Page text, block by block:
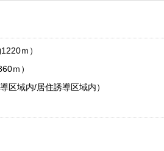
ｍ）
ｍ）
区域内/居住誘導区域内）